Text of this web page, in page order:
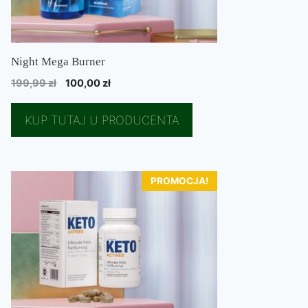
Night Mega Burner
199,99zł
Pierwotna
wynosiła:
100,00złAktualna
wynosi:
KUP TUTAJ U PRODUCENTA
PROMOCJA!